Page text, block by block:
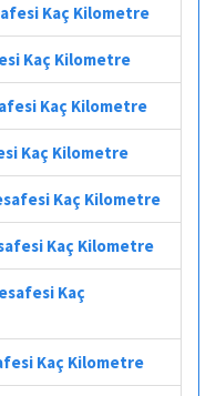
Kaç Kilometre
Kaç Kilometre
Kaç Kilometre
Kaç Kilometre
Kaç Kilometre
Kaç Kilometre
Kaç
Kaç Kilometre